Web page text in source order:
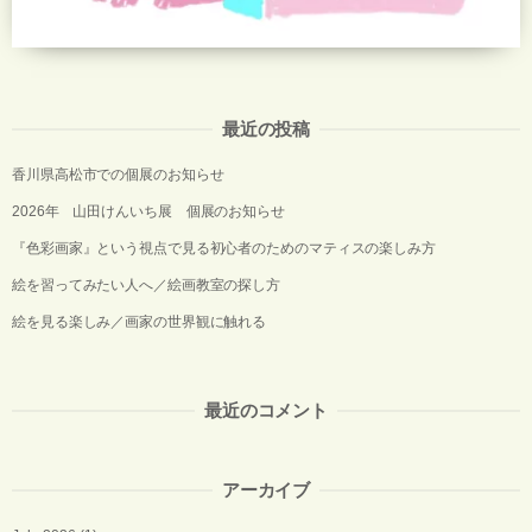
最近の投稿
香川県高松市での個展のお知らせ
2026年 山田けんいち展 個展のお知らせ
『色彩画家』という視点で見る初心者のためのマティスの楽しみ方
絵を習ってみたい人へ／絵画教室の探し方
絵を見る楽しみ／画家の世界観に触れる
最近のコメント
アーカイブ